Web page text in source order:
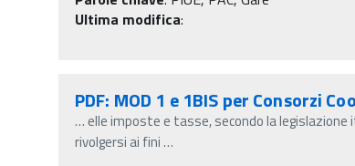
Ultima modifica:
PDF: MOD 1 e 1BIS per Consorzi
… elle imposte e tasse, secondo la
rivolgersi ai fini…